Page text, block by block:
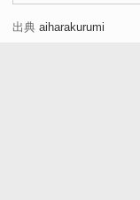
た」
出典 aiharakurumi